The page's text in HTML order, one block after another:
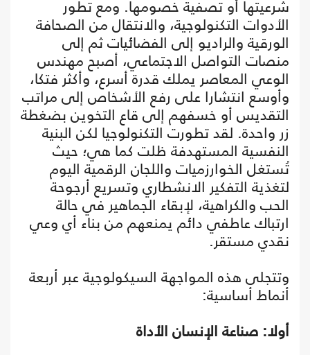
شرعيتها أو تصفية خصومها. ومع تطور
الأدوات التكنولوجية، والانتقال من الصحافة
الورقية والراديو إلى الفضائيات ثم إلى
منصات التواصل الاجتماعي، أصبح مهندس
الوعي المعاصر يملك قدرة أسرع، وأكثر فتكا،
وأوسع انتشارا على رفع الأشخاص إلى مراتب
التقديس أو خسفهم إلى قاع التخوين بضغطة
زر واحدة. لقد تطورت التكنولوجيا لكن البنية
النفسية المستهدفة ظلت كما هي؛ حيث
تُستغل الخوارزميات واللجان الرقمية اليوم
لتغذية التفكير الانشطاري وتسريع أرجوحة
الحب والكراهية، لإبقاء الجماهير في حالة
ارتباك عاطفي دائم يمنعهم من بناء أي وعي
نقدي مستقر.
وتتجلى هذه المواجهة السيكولوجية عبر أربعة
أنماط أساسية:
أولا: صناعة الإنسان الأداة